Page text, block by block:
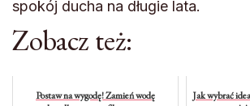
spokój ducha na długie lata.
Zobacz też:
Postaw na wygodę! Zamień wodę
Jak wybrać